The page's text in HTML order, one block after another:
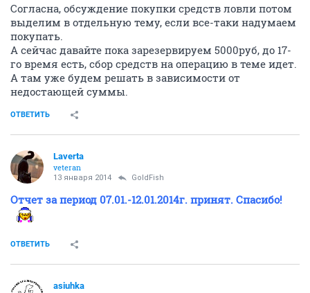
Согласна, обсуждение покупки средств ловли потом
выделим в отдельную тему, если все-таки надумаем
покупать.
А сейчас давайте пока зарезервируем 5000руб, до 17-
го время есть, сбор средств на операцию в теме идет.
А там уже будем решать в зависимости от
недостающей суммы.
ОТВЕТИТЬ
Laverta
veteran
13 января 2014 GoldFish
Отчет за период 07.01.-12.01.2014г. принят. Спасибо!
ОТВЕТИТЬ
asiuhka